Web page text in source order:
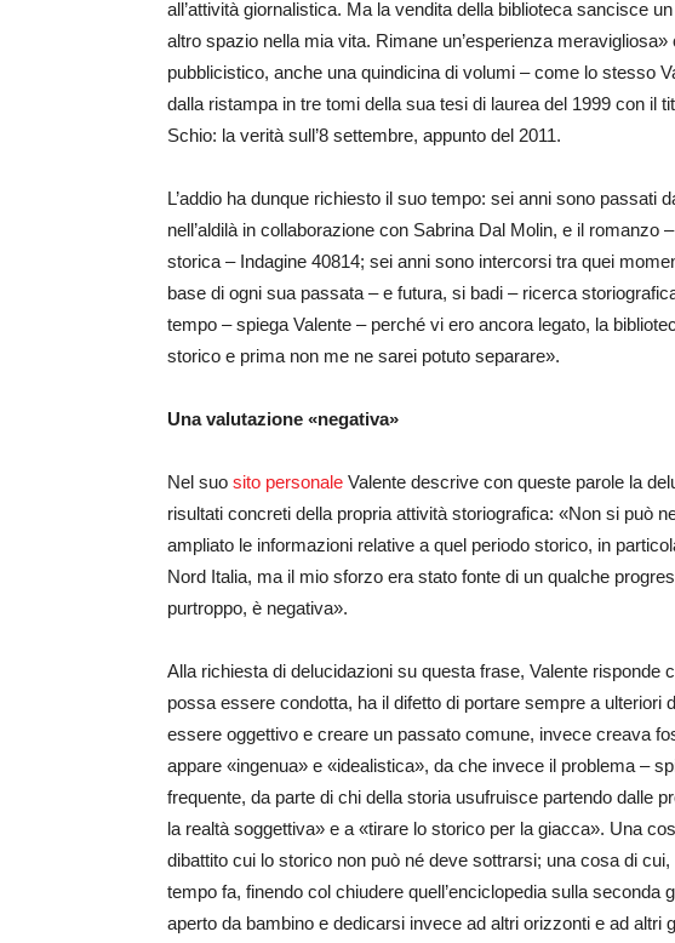
all’attività giornalistica. Ma la vendita della biblioteca sancisce
altro spazio nella mia vita. Rimane un’esperienza
pubblicistico, anche una quindicina di volumi – come lo stesso
dalla ristampa in tre tomi della sua tesi di laurea del 1999 con il
Schio: la verità sull’8 settembre, appunto del 2011.
L’addio ha dunque richiesto il suo tempo: sei anni sono passati
nell’aldilà in collaborazione con Sabrina Dal Molin, e il romanzo
storica – Indagine 40814; sei anni sono intercorsi tra quei
base di ogni sua passata – e futura, si badi – ricerca
tempo – spiega Valente – perché vi ero ancora legato, la
storico e prima non me ne sarei potuto separare».
Una valutazione «negativa»
Nel suo sito personale Valente descrive con queste parole la
risultati concreti della propria attività storiografica: «Non si può
ampliato le informazioni relative a quel periodo storico, in
Nord Italia, ma il mio sforzo era stato fonte di un qualche
purtroppo, è negativa».
Alla richiesta di delucidazioni su questa frase, Valente risponde
possa essere condotta, ha il difetto di portare sempre a ulteriori
essere oggettivo e creare un passato comune, invece creava
appare «ingenua» e «idealistica», da che invece il problema –
frequente, da parte di chi della storia usufruisce partendo dalle
la realtà soggettiva» e a «tirare lo storico per la giacca». Una
dibattito cui lo storico non può né deve sottrarsi; una cosa di
tempo fa, finendo col chiudere quell’enciclopedia sulla seconda
aperto da bambino e dedicarsi invece ad altri orizzonti e ad altri